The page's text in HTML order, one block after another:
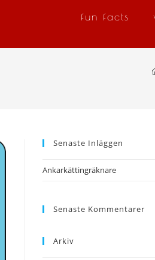
fun facts
Senaste Inläggen
Ankarkättingräknare
Senaste Kommentarer
Arkiv